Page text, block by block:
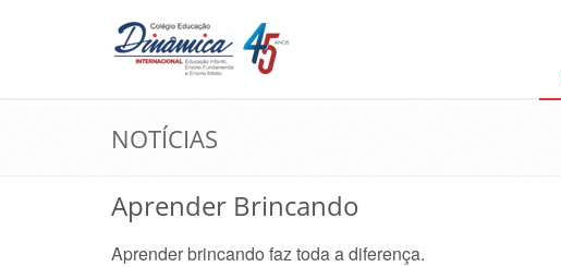
NOTÍCIAS
Aprender Brincando
Aprender brincando faz toda a diferença.